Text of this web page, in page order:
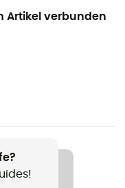
Artikel verbunden